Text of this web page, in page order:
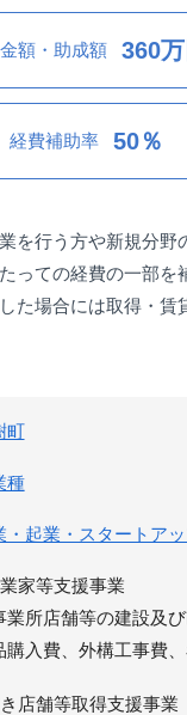
金額・助成額 360万
経費補助率 50％
を行う方や新規分野
っての経費の一部を
た場合には取得・賃
町
種
・起業・スタートア
家等支援事業
業所店舗等の建設及
購入費、外構工事費
店舗等取得支援事業